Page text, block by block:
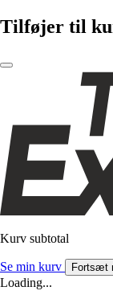
Tilføjer til
Kurv subtotal
Se min kurv Fortsæt
Loading...